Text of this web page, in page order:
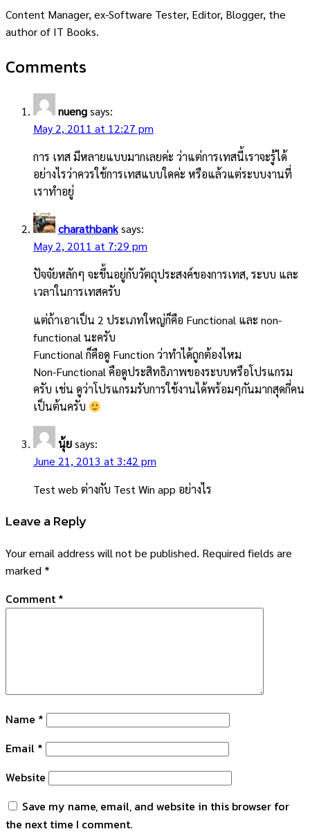
Content Manager, ex-Software Tester, Editor, Blogger, the
author of IT Books.
Comments
nuengsays:
May 2, 2011 at 12:27 pm
การ เทส มีหลายแบบมากเลยค่ะ ว่าแต่การเทสนี้เราจะรู้ได้
อย่างไรว่าควรใช้การเทสแบบใดค่ะ หรือแล้วแต่ระบบงานที่
เราทำอยู่
charathbanksays:
May 2, 2011 at 7:29 pm
ปัจจัยหลักๆ จะขึ้นอยู่กับวัตถุประสงค์ของการเทส, ระบบ และ
เวลาในการเทสครับ
แต่ถ้าเอาเป็น 2 ประเภทใหญ่ก็คือ Functional และ non-
functional นะครับ
Functional ก็คือดู Function ว่าทำได้ถูกต้องไหม
Non-Functional คือดูประสิทธิภาพของระบบหรือโปรแกรม
ครับ เช่น ดูว่าโปรแกรมรับการใช้งานได้พร้อมๆกันมากสุดกี่คน
เป็นต้นครับ
นุ้ยsays:
June 21, 2013 at 3:42 pm
Test web ต่างกับ Test Win app อย่างไร
Leave a Reply
Your email address will not be published. Required fields are
marked *
Comment *
Name *
Email *
Website
Save my name, email, and website in this browser for
the next time I comment.